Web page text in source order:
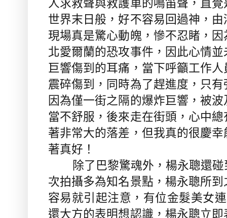
世界末日般，好不容易回過神，
現場真是驚心動魄，慘不忍睹，
北愛爾蘭的恐攻事件，因此心情
巨響傷到的耳痛，當下呼籲工作
震碎傷到，同時為了趕進度，只
因為僅一街之隔的爆炸巨響，被
當不舒服，後來走在街頭，心中
著非常大的落差，但我真的很慶
著真好！
除了巴黎驚魂外，楊永聰還
次拍攝多為知名景點，楊永聰所
容易就引起注意，有位金髮美女
還大方的表明想認識，楊永聰立